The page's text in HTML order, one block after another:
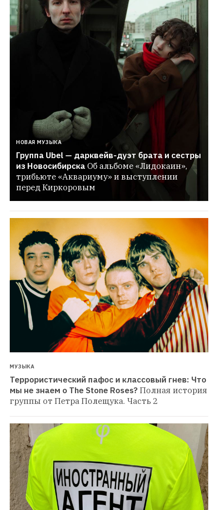
НОВАЯ МУЗЫКА
Группа Ubel — дарквейв-дуэт брата и сестры
из Новосибирска Об альбоме «Лидокаин»,
трибьюте «Аквариуму» и выступлении
перед Киркоровым
МУЗЫКА
Террористический пафос и классовый гнев: Что
мы не знаем о The Stone Roses?Полная история
группы от Петра Полещука. Часть 2